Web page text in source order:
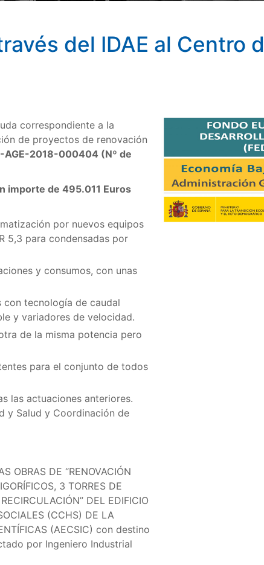
del IDAE al Centro
correspondiente a la
de proyectos de renovación
AGE-2018-000404 (Nº de
importe de 495.011 Euros
por nuevos equipos
5,3 para condensadas por
y consumos, con unas
con tecnología de caudal
y variadores de velocidad.
de la misma potencia pero
para el conjunto de todos
las actuaciones anteriores.
y Salud y Coordinación de
DE “RENOVACIÓN
3 TORRES DE
DEL EDIFICIO
(CCHS) DE LA
(AECSIC) con destino
por Ingeniero Industrial